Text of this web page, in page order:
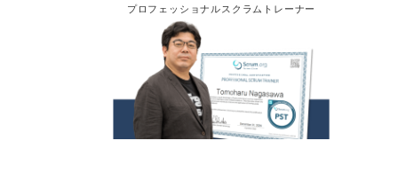
プロフェッショナルスクラムトレーナー